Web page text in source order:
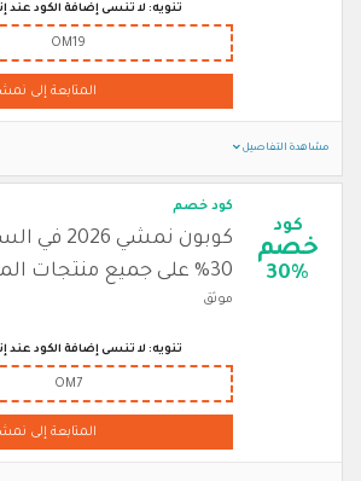
تنويه: لا تنسى إضافة الكود عند
OM19
المتابعة إلى
مشاهدة التفاصيل
كود
خصم
30%
كود خصم
كوبون
30% على جميع منتجات الموقع
موثق
تنويه: لا تنسى إضافة الكود عند
OM7
المتابعة إلى